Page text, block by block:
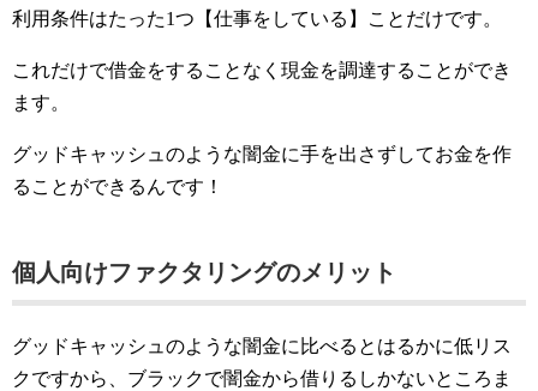
利用条件はたった1つ【仕事をしている】ことだけです。
これだけで借金をすることなく現金を調達することができ
ます。
グッドキャッシュのような闇金に手を出さずしてお金を作
ることができるんです！
個人向けファクタリングのメリット
グッドキャッシュのような闇金に比べるとはるかに低リス
クですから、ブラックで闇金から借りるしかないところま